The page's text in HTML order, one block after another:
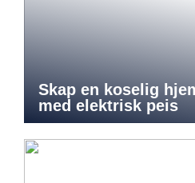
Skap en koselig
med elektrisk peis